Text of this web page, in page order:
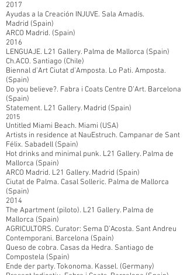
2017
Ayudas a la Creación INJUVE. Sala Amadís.
Madrid (Spain)
ARCO Madrid. (Spain)
2016
LENGUAJE. L21 Gallery. Palma de Mallorca (Spain)
Ch.ACO. Santiago (Chile)
Biennal d’Art Ciutat d’Amposta. Lo Pati. Amposta.
(Spain)
Do you believe?. Fabra i Coats Centre D’Art. Barcelona
(Spain)
Statement. L21 Gallery. Madrid (Spain)
2015
Untitled Miami Beach. Miami (USA)
Artists in residence at NauEstruch. Campanar de Sant
Félix. Sabadell (Spain)
Hot drinks and minimal punk. L21 Gallery. Palma de
Mallorca (Spain)
ARCO Madrid. L21 Gallery. Madrid (Spain)
Ciutat de Palma. Casal Solleric. Palma de Mallorca
(Spain)
2014
The Apartment (piloto). L21 Gallery. Palma de
Mallorca (Spain)
AGRICULTORS. Curator: Sema D’Acosta. Sant Andreu
Contemporani. Barcelona (Spain)
Queso de cobra. Casas da Hedra. Santiago de
Compostela (Spain)
Ende der party. Tokonoma. Kassel. (Germany)